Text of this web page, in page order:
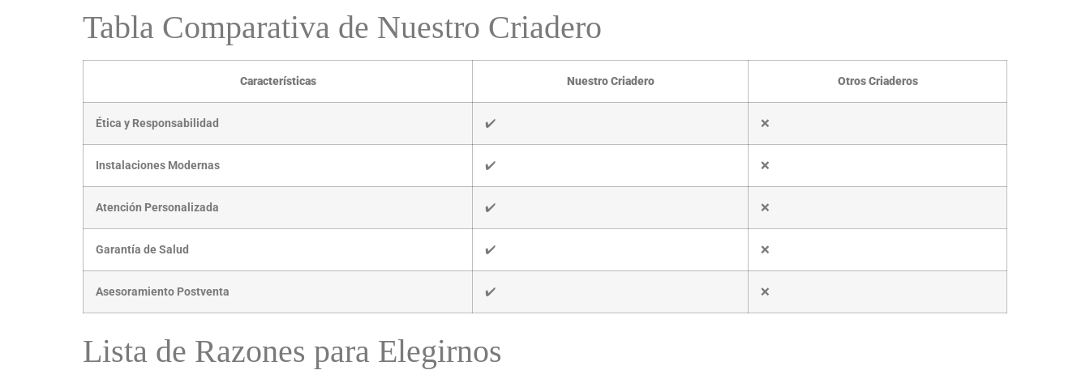
Tabla Comparativa de Nuestro Criadero
Características Nuestro Criadero Otros Criaderos
Ética y Responsabilidad ✔️ ❌
Instalaciones Modernas ✔️ ❌
Atención Personalizada ✔️ ❌
Garantía de Salud ✔️ ❌
Asesoramiento Postventa ✔️ ❌
Lista de Razones para Elegirnos